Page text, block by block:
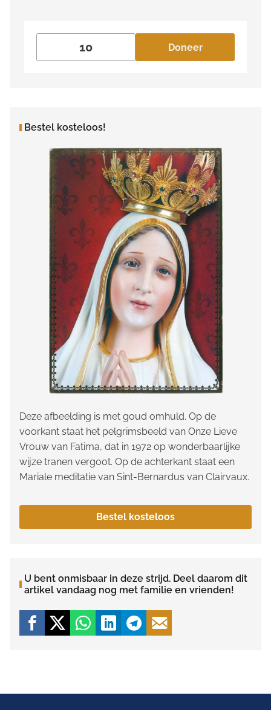
Doneer
Bestel kosteloos!
Deze afbeelding is met goud omhuld. Op de
voorkant staat het pelgrimsbeeld van Onze Lieve
Vrouw van Fatima, dat in 1972 op wonderbaarlijke
wijze tranen vergoot. Op de achterkant staat een
Mariale meditatie van Sint-Bernardus van Clairvaux.
Bestel kosteloos
U bent onmisbaar in deze strijd. Deel daarom dit
artikel vandaag nog met familie en vrienden!